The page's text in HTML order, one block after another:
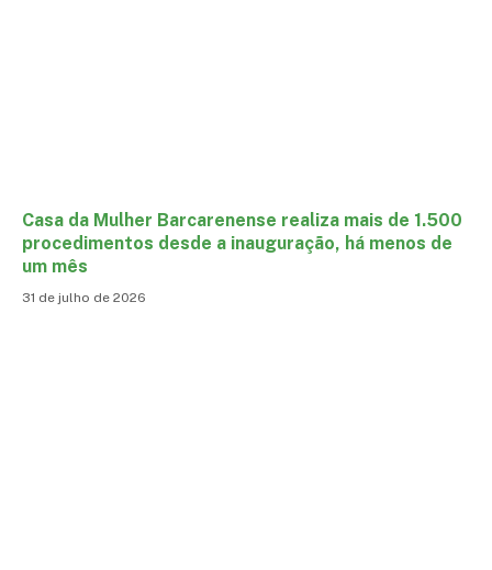
Casa da Mulher Barcarenense realiza mais de 1.500
procedimentos desde a inauguração, há menos de
um mês
31 de julho de 2026